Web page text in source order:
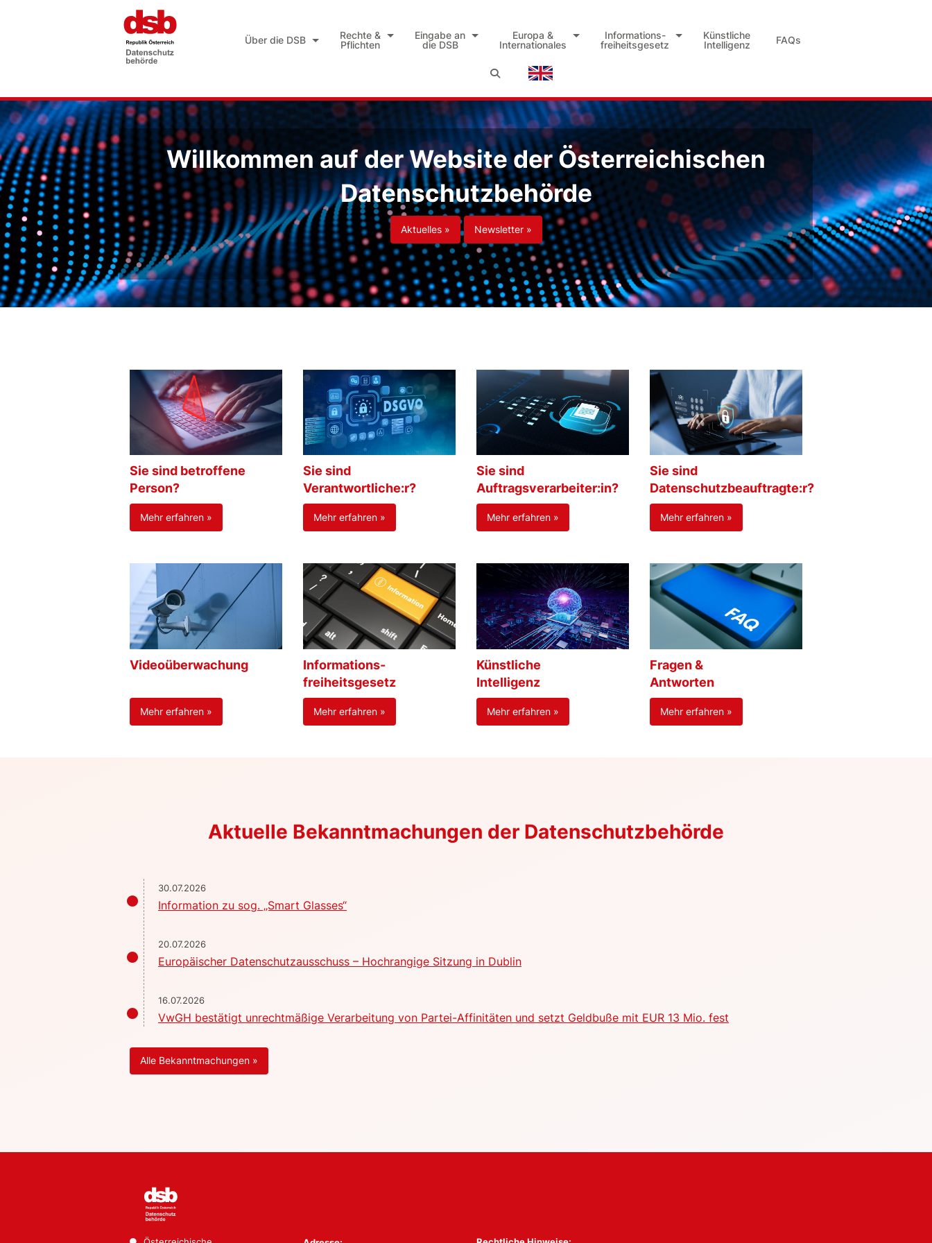
Über die DSB
Rechte &
Pflichten
Eingabe an
die DSB
Europa &
Internationales
Informations-
freiheitsgesetz
Künstliche
Intelligenz
FAQs
Willkommen auf der Website der Österreichischen
Datenschutzbehörde
Aktuelles » Newsletter »
Sie sind betroffene
Person?
Mehr erfahren »
Sie sind
Verantwortliche:r?
Mehr erfahren »
Sie sind
Auftragsverarbeiter:in?
Mehr erfahren »
Sie sind
Datenschutzbeauftragte:r?
Mehr erfahren »
Videoüberwachung
Mehr erfahren »
Informations-
freiheitsgesetz
Mehr erfahren »
Künstliche
Intelligenz
Mehr erfahren »
Fragen &
Antworten
Mehr erfahren »
Aktuelle Bekanntmachungen der Datenschutzbehörde
30.07.2026
Information zu sog. „Smart Glasses“
20.07.2026
Europäischer Datenschutzausschuss – Hochrangige Sitzung in Dublin
16.07.2026
VwGH bestätigt unrechtmäßige Verarbeitung von Partei-Affinitäten und setzt Geldbuße mit EUR 13 Mio. fest
Alle Bekanntmachungen »